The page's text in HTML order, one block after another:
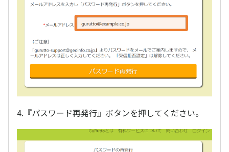
4.『パスワード再発行』ボタンを押してください。